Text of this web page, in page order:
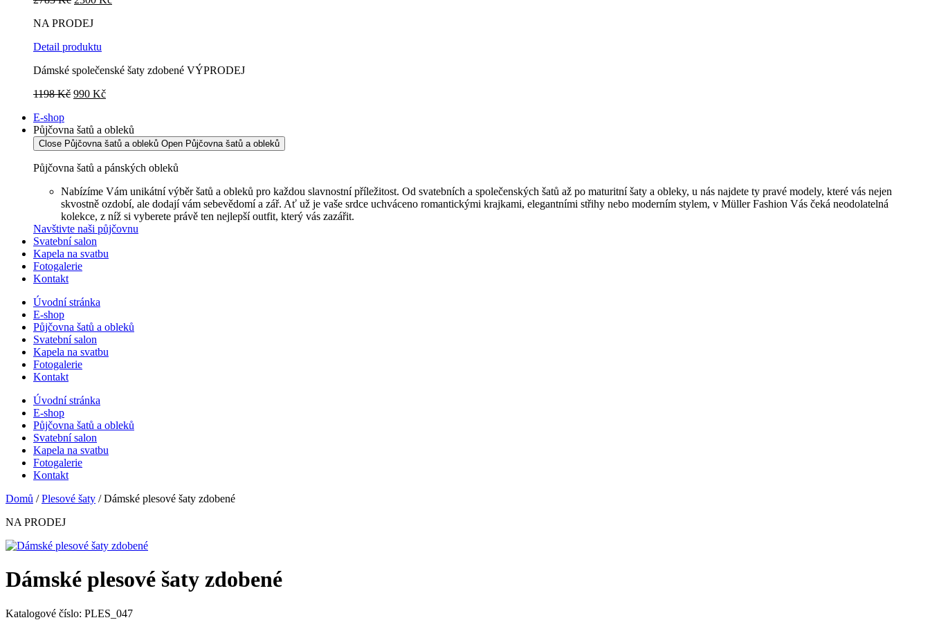
byla:
NA PRODEJ
Detail produktu
Dámské společenské šaty zdobené VÝPRODEJ
1198Kč Původní
1198 Kč.
990 KčAktuální
990 Kč.
E-shop
Půjčovna šatů a obleků
Close Půjčovna šatů a obleků Open Půjčovna šatů a obleků
Půjčovna šatů a pánských obleků
Nabízíme Vám unikátní výběr šatů a obleků pro každou slavnostní příležitost. Od svatebních a společenských šatů až po maturitní šaty a obleky, u nás najdete ty pravé modely, které vás nejen
skvostně ozdobí, ale dodají vám sebevědomí a zář. Ať už je vaše srdce uchváceno romantickými krajkami, elegantními střihy nebo moderním stylem, v Müller Fashion Vás čeká neodolatelná
kolekce, z níž si vyberete právě ten nejlepší outfit, který vás zazářit.
Navštivte naši půjčovnu
Svatební salon
Kapela na svatbu
Fotogalerie
Kontakt
Úvodní stránka
E-shop
Půjčovna šatů a obleků
Svatební salon
Kapela na svatbu
Fotogalerie
Kontakt
Úvodní stránka
E-shop
Půjčovna šatů a obleků
Svatební salon
Kapela na svatbu
Fotogalerie
Kontakt
Domů /Plesové šaty / Dámské plesové šaty zdobené
NA PRODEJ
Dámské plesové šaty zdobené
Katalogové číslo: PLES_047